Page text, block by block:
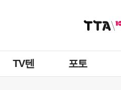
TV텐 포토